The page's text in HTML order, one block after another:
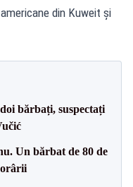
din Kuweit și
bărbați, suspectați
Un bărbat de 80 de